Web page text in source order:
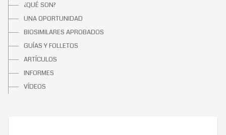
¿QUÉ SON?
UNA OPORTUNIDAD
BIOSIMILARES APROBADOS
GUÍAS Y FOLLETOS
ARTÍCULOS
INFORMES
VÍDEOS